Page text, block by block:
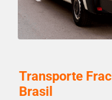
Transporte
Brasil